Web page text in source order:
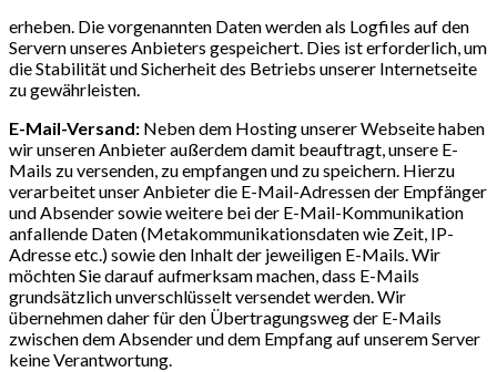
erheben. Die vorgenannten Daten werden als Logfiles auf den
Servern unseres Anbieters gespeichert. Dies ist erforderlich, um
die Stabilität und Sicherheit des Betriebs unserer Internetseite
zu gewährleisten.
E-Mail-Versand: Neben dem Hosting unserer Webseite haben
wir unseren Anbieter außerdem damit beauftragt, unsere E-
Mails zu versenden, zu empfangen und zu speichern. Hierzu
verarbeitet unser Anbieter die E-Mail-Adressen der Empfänger
und Absender sowie weitere bei der E-Mail-Kommunikation
anfallende Daten (Metakommunikationsdaten wie Zeit, IP-
Adresse etc.) sowie den Inhalt der jeweiligen E-Mails. Wir
möchten Sie darauf aufmerksam machen, dass E-Mails
grundsätzlich unverschlüsselt versendet werden. Wir
übernehmen daher für den Übertragungsweg der E-Mails
zwischen dem Absender und dem Empfang auf unserem Server
keine Verantwortung.